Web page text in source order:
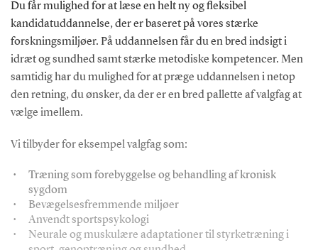
Du får mulighed for at læse en helt ny og fleksibel
kandidatuddannelse, der er baseret på vores stærke
forskningsmiljøer. På uddannelsen får du en bred indsigt i
idræt og sundhed samt stærke metodiske kompetencer. Men
samtidig har du mulighed for at præge uddannelsen i netop
den retning, du ønsker, da der er en bred pallette af valgfag at
vælge imellem.
Vi tilbyder for eksempel valgfag som:
Træning som forebyggelse og behandling af kronisk
sygdom
Bevægelsesfremmende miljøer
Anvendt sportspsykologi
Neurale og muskulære adaptationer til styrketræning i